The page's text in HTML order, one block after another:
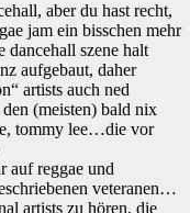
aber du hast recht,
jam ein bisschen mehr
dancehall szene halt
aufgebaut, daher
artists auch ned
(meisten) bald nix
tommy lee…die vor
auf reggae und
veteranen…
artists zu hören, die